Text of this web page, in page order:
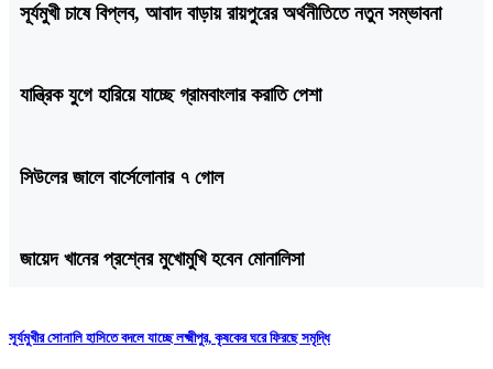
সূর্যমুখী চাষে বিপ্লব, আবাদ বাড়ায় রায়পুরের অর্থনীতিতে নতুন সম্ভাবনা
যান্ত্রিক যুগে হারিয়ে যাচ্ছে গ্রামবাংলার করাতি পেশা
সিউলের জালে বার্সেলোনার ৭ গোল
জায়েদ খানের প্রশ্নের মুখোমুখি হবেন মোনালিসা
সূর্যমুখীর সোনালি হাসিতে বদলে যাচ্ছে লক্ষ্মীপুর, কৃষকের ঘরে ফিরছে সমৃদ্ধি